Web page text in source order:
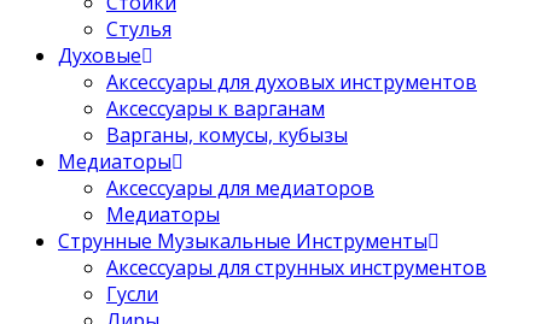
Стулья
Духовые
Аксессуары для духовых инструментов
Аксессуары к варганам
Варганы, комусы, кубызы
Медиаторы
Аксессуары для медиаторов
Медиаторы
Струнные Музыкальные Инструменты
Аксессуары для струнных инструментов
Гусли